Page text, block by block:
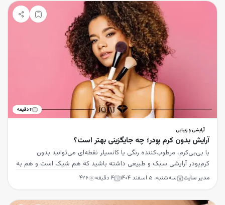
۴دقیقه
آرایشی و زیبایی
آرایش بدون کرم پودر؛ چه جایگزینی بهتر است؟
با بی‌بی‌کرم، مرطوب‌کننده رنگی یا کانسیلر نقطه‌ای می‌توانید بدون
کرم‌پودر آرایشی سبک و طبیعی داشته باشید که هم شیک است و هم به
سلامت پوست کمک می‌کند.
مدیر سایت سه‌شنبه، ۵ اسفند ۱۴۰۴ ۴ دقیقه ۴۲۶